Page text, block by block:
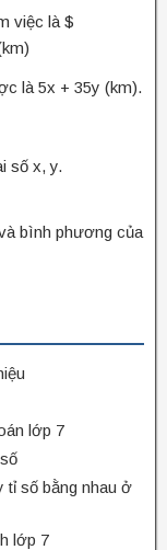
việc là $
là 5x + 35y (km).
số x, y.
bình phương của
lớp 7
tỉ số bằng nhau ở
lớp 7